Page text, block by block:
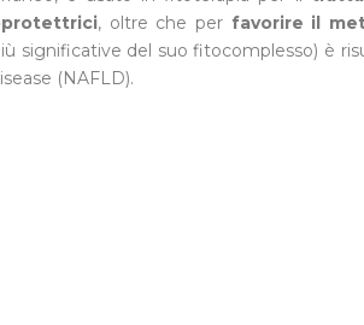
, oltre che per favorire il
significative del suo fitocomplesso) è
(NAFLD).